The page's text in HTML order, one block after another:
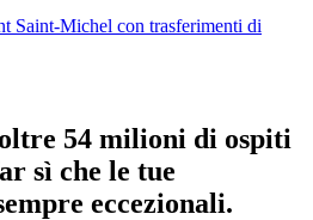
Saint-Michel con trasferimenti di
54 milioni di ospiti
sì che le tue
eccezionali.